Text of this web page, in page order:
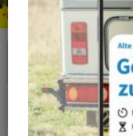
Plugins
News-Liste